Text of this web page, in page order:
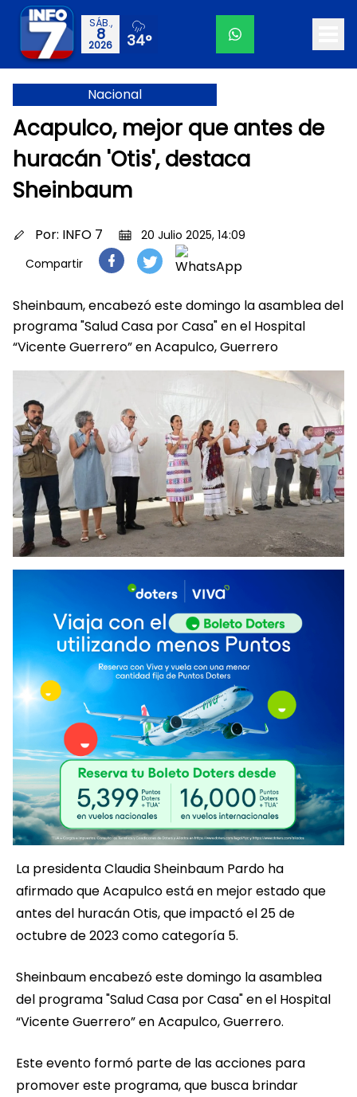
SÁB.,
8
2026 34°
Nacional
Acapulco, mejor que antes de
huracán 'Otis', destaca
Sheinbaum
Por: INFO 7
20 Julio 2025, 14:09
Compartir
Sheinbaum, encabezó este domingo la asamblea del
programa "Salud Casa por Casa" en el Hospital
“Vicente Guerrero” en Acapulco, Guerrero
La presidenta Claudia Sheinbaum Pardo ha
afirmado que Acapulco está en mejor estado que
antes del huracán Otis, que impactó el 25 de
octubre de 2023 como categoría 5.
Sheinbaum encabezó este domingo la asamblea
del programa "Salud Casa por Casa" en el Hospital
“Vicente Guerrero” en Acapulco, Guerrero.
Este evento formó parte de las acciones para
promover este programa, que busca brindar